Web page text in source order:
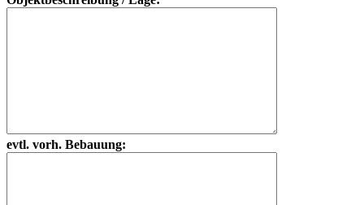
evtl. vorh. Bebauung: